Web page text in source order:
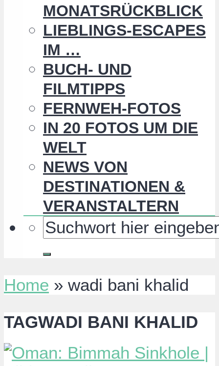
MONATSRÜCKBLICK
LIEBLINGS-ESCAPES
IM …
BUCH- UND
FILMTIPPS
FERNWEH-FOTOS
IN 20 FOTOS UM DIE
WELT
NEWS VON
DESTINATIONEN &
VERANSTALTERN
Home » wadi bani khalid
TAGWADI BANI KHALID